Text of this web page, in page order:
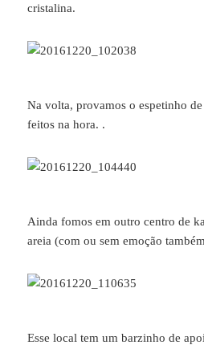
cristalina.
Na volta, provamos o espetinho
feitos na hora. .
Ainda fomos em outro centro de
areia (com ou sem emoção
Esse local tem um barzinho de